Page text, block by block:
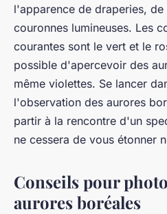
l'apparence de draperies,
couronnes lumineuses. Les
courantes sont le vert et le
possible d'apercevoir des
même violettes. Se lancer
l'observation des aurores
partir à la rencontre d'un
ne cessera de vous étonner
Conseils pour
aurores boréales